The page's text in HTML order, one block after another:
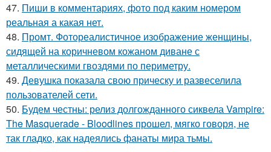
47. Пиши в комментариях, фото под каким номером
реальная а какая нет.
48. Промт. Фотореалистичное изображение женщины,
сидящей на коричневом кожаном диване с
металлическими гвоздями по периметру.
49. Девушка показала свою прическу и развеселила
пользователей сети.
50. Будем честны: релиз долгожданного сиквела Vampire:
The Masquerade - Bloodlines прошел, мягко говоря, не
так гладко, как надеялись фанаты мира тьмы.